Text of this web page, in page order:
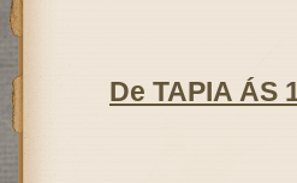
De TAPIA ÁS